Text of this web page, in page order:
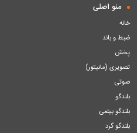
منو اصلی
خانه
ضبط و باند
پخش
تصویری (مانیتور)
صوتی
بلندگو
بلندگو بیضی
بلندگو گرد